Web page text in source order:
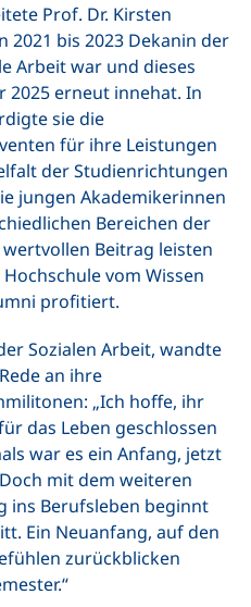
Prof. Dr. Kirsten
2021 bis 2023 Dekanin der
Arbeit war und dieses
2025 erneut innehat. In
sie die
für ihre Leistungen
der Studienrichtungen
jungen Akademikerinnen
Bereichen der
Beitrag leisten
vom Wissen
profitiert.
Sozialen Arbeit, wandte
an ihre
„Ich hoffe, ihr
das Leben geschlossen
war es ein Anfang, jetzt
mit dem weiteren
ins Berufsleben beginnt
Ein Neuanfang, auf den
zurückblicken